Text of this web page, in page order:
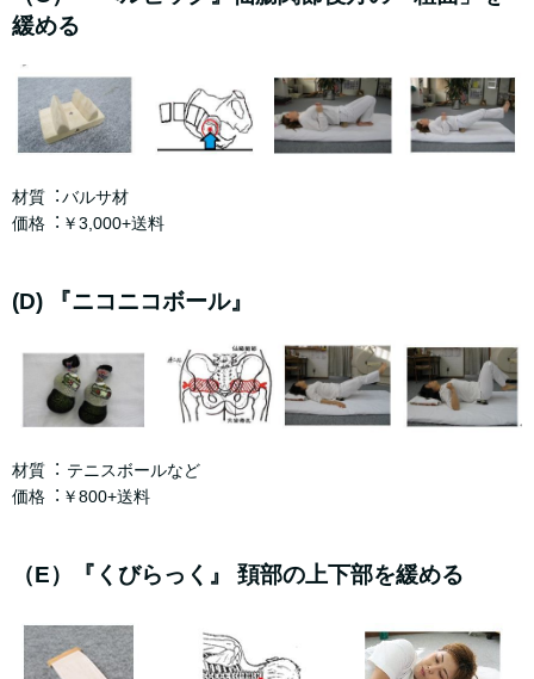
緩める
材質︓バルサ材
価格︓￥3,000+送料
(D) 『ニコニコボール』
材質︓ テニスボールなど
価格︓￥800+送料
（E）『くびらっく』 頚部の上下部を緩める